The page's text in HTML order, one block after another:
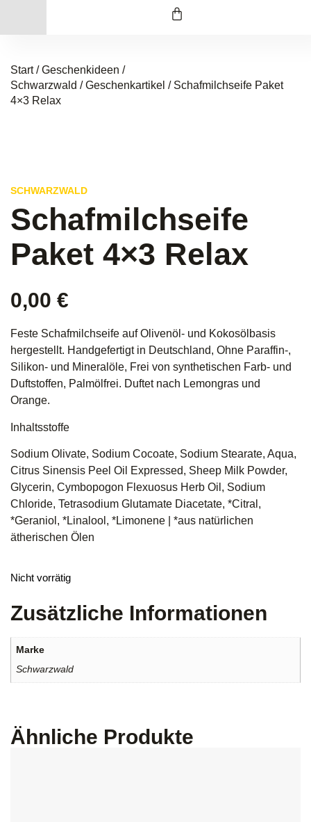
Start/Geschenkideen /
Schwarzwald /Geschenkartikel / Schafmilchseife Paket
4×3 Relax
SCHWARZWALD
Schafmilchseife
Paket 4×3 Relax
0,00 €
Feste Schafmilchseife auf Olivenöl- und Kokosölbasis
hergestellt. Handgefertigt in Deutschland, Ohne Paraffin-,
Silikon- und Mineralöle, Frei von synthetischen Farb- und
Duftstoffen, Palmölfrei. Duftet nach Lemongras und
Orange.
Inhaltsstoffe
Sodium Olivate, Sodium Cocoate, Sodium Stearate, Aqua,
Citrus Sinensis Peel Oil Expressed, Sheep Milk Powder,
Glycerin, Cymbopogon Flexuosus Herb Oil, Sodium
Chloride, Tetrasodium Glutamate Diacetate, *Citral,
*Geraniol, *Linalool, *Limonene | *aus natürlichen
ätherischen Ölen
Nicht vorrätig
Zusätzliche Informationen
Marke
Schwarzwald
Ähnliche Produkte